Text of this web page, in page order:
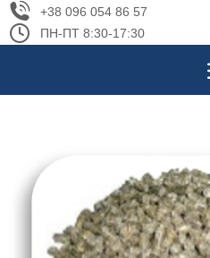
+38 096 054 86 57
ПН-ПТ 8:30-17:30